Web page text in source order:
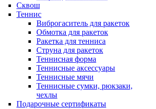
Сквош
Теннис
Виброгаситель для ракеток
Обмотка для ракеток
Ракетка для тенниса
Струна для ракеток
Теннисная форма
Теннисные аксессуары
Теннисные мячи
Теннисные сумки, рюкзаки,
чехлы
Подарочные сертификаты